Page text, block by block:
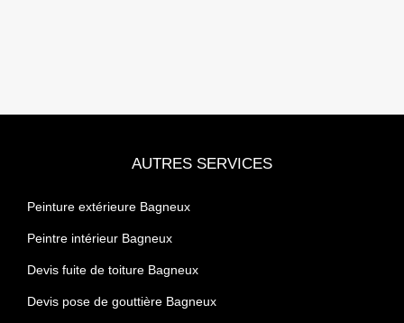
AUTRES SERVICES
Peinture extérieure Bagneux
Peintre intérieur Bagneux
Devis fuite de toiture Bagneux
Devis pose de gouttière Bagneux